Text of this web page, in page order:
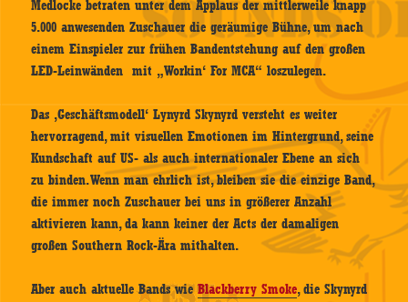
Medlocke betraten unter dem Applaus der mittlerweile knapp
5.000 anwesenden Zuschauer die geräumige Bühne, um nach
einem Einspieler zur frühen Bandentstehung auf den großen
LED-Leinwänden mit „Workin‘ For MCA“ loszulegen.
Das ‚Geschäftsmodell‘ Lynyrd Skynyrd versteht es weiter
hervorragend, mit visuellen Emotionen im Hintergrund, seine
Kundschaft auf US- als auch internationaler Ebene an sich
zu binden. Wenn man ehrlich ist, bleiben sie die einzige Band,
die immer noch Zuschauer bei uns in größerer Anzahl
aktivieren kann, da kann keiner der Acts der damaligen
großen Southern Rock-Ära mithalten.
Aber auch aktuelle Bands wieBlackberry Smoke, die Skynyrd